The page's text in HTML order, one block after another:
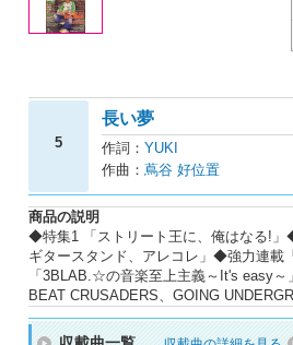
5
長い夢
作詞： YUKI
作曲： 蔦谷 好位置
商品の説明
◆特集1 「ストリート王に、俺はなる!
ギタースタンド、アレコレ」◆強力連載
「3BLAB.☆の音楽至上主義～It's easy
BEAT CRUSADERS、GOING